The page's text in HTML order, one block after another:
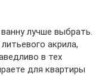
лучше выбрать.
акрила,
в тех
для квартиры